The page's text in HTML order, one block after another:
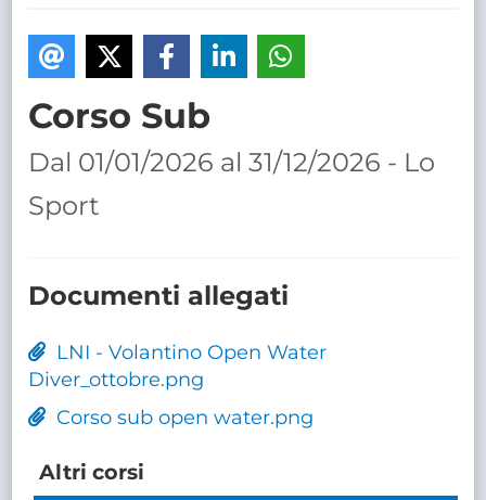
Corso Sub
Dal 01/01/2026 al 31/12/2026 - Lo
Sport
Documenti allegati
LNI - Volantino Open Water
Diver_ottobre.png
Corso sub open water.png
Altri corsi